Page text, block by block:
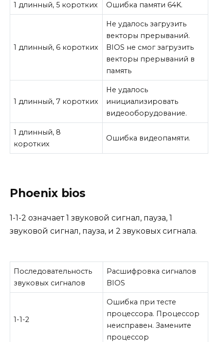
1 длинный, 5 коротких Ошибка памяти 64K.
1 длинный, 6 коротких
Не удалось загрузить
векторы прерываний.
BIOS не смог загрузить
векторы прерываний в
память
1 длинный, 7 коротких
Не удалось
инициализировать
видеооборудование.
1 длинный, 8
коротких
Ошибка видеопамяти.
Phoenix bios
1-1-2 означает 1 звуковой сигнал, пауза, 1
звуковой сигнал, пауза, и 2 звуковых сигнала.
Последовательность
звуковых сигналов
Расшифровка сигналов
BIOS
1-1-2
Ошибка при тесте
процессора. Процессор
неисправен. Замените
процессор